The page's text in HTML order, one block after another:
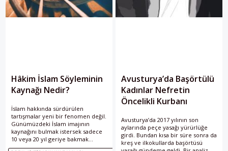
Hâkim İslam Söyleminin
Kaynağı Nedir?
İslam hakkında sürdürülen
tartışmalar yeni bir fenomen değil.
Günümüzdeki İslam imajının
kaynağını bulmak istersek sadece
10 veya 20 yıl geriye bakmak
yetersiz olacaktır. Bilimsel
Avusturya’da Başörtülü
Kadınlar Nefretin
Öncelikli Kurbanı
Avusturya’da 2017 yılının son
aylarında peçe yasağı yürürlüğe
girdi. Bundan kısa bir süre sonra da
kreş ve ilkokullarda başörtüsü